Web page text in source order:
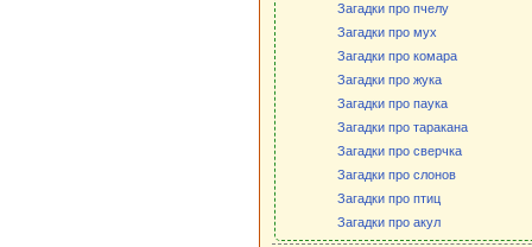
Загадки про пчелу
Загадки про мух
Загадки про комара
Загадки про жука
Загадки про паука
Загадки про таракана
Загадки про сверчка
Загадки про слонов
Загадки про птиц
Загадки про акул